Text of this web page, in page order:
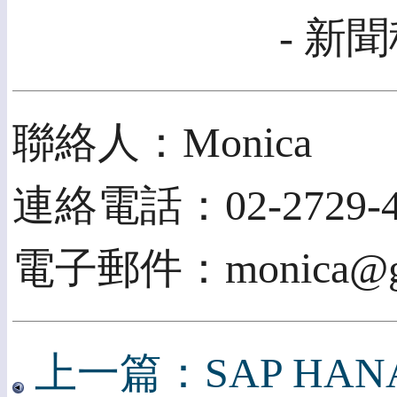
- 新
聯絡人：Monica
連絡電話：02-2729-
電子郵件：
上一篇：SAP